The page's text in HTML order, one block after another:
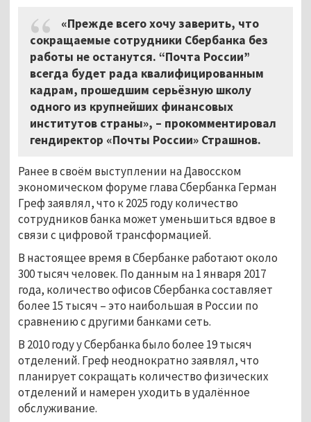
«Прежде всего хочу заверить, что
сокращаемые сотрудники Сбербанка без
работы не останутся. “Почта России”
всегда будет рада квалифицированным
кадрам, прошедшим серьёзную школу
одного из крупнейших финансовых
институтов страны», – прокомментировал
гендиректор «Почты России» Страшнов.
Ранее в своём выступлении на Давосском
экономическом форуме глава Сбербанка Герман
Греф заявлял, что к 2025 году количество
сотрудников банка может уменьшиться вдвое в
связи с цифровой трансформацией.
В настоящее время в Сбербанке работают около
300 тысяч человек. По данным на 1 января 2017
года, количество офисов Сбербанка составляет
более 15 тысяч –это наибольшая в России по
сравнению с другими банками сеть.
В 2010 году у Сбербанка было более 19 тысяч
отделений. Греф неоднократно заявлял, что
планирует сокращать количество физических
отделений и намерен уходить в удалённое
обслуживание.